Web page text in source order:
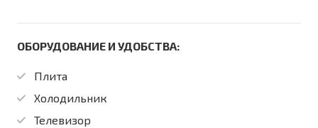
ОБОРУДОВАНИЕ И УДОБСТВА:
Плита
Холодильник
Телевизор